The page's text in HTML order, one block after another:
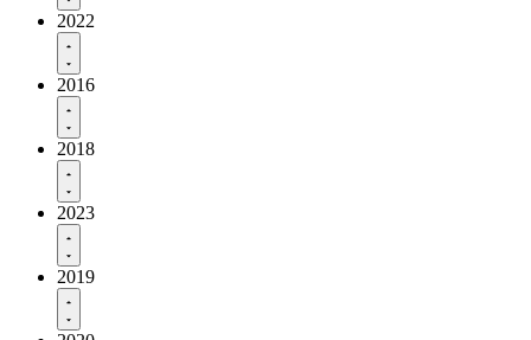
2022
2016
2018
2023
2019